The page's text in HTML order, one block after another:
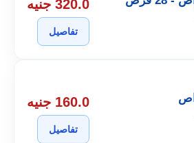
320.0 جنيه
تفاصيل
160.0 جنيه
تفاصيل